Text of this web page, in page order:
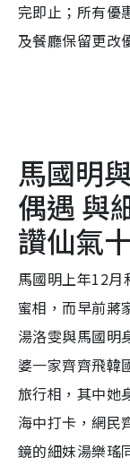
完即止；所有優
及餐廳保留更改
馬國明
偶遇 與
讚仙氣
馬國明上年12月
蜜相，而早前蔣
湯洛雯與馬國明
婆一家齊齊飛韓
旅行相，其中她
海中打卡，網民
鏡的細妹湯樂瑤